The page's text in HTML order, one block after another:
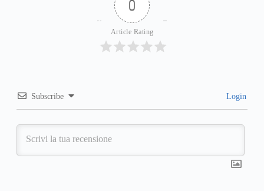
0
Article Rating
Subscribe Login